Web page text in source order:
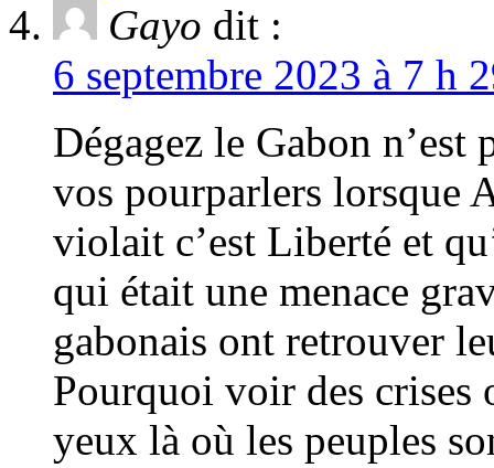
Gayo dit :
6 septembre 2023 à 7 h
Dégagez le Gabon
vos pourparlers lorsque
violait c’est Liberté et
qui était une menace
gabonais ont retrouver
Pourquoi voir des crises
yeux là où les peuples